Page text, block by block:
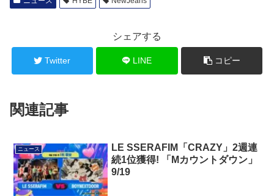
シェアする
Twitter LINE コピー
関連記事
ニュース
LE SSERAFIM「CRAZY」2週連
続1位獲得! 「Mカウントダウン」
9/19